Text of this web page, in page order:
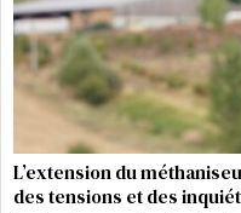
L’extension du
des tensions et des